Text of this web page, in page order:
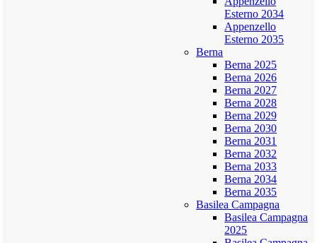
Esterno 2034
Appenzello
Esterno 2035
Berna
Berna 2025
Berna 2026
Berna 2027
Berna 2028
Berna 2029
Berna 2030
Berna 2031
Berna 2032
Berna 2033
Berna 2034
Berna 2035
Basilea Campagna
Basilea Campagna
2025